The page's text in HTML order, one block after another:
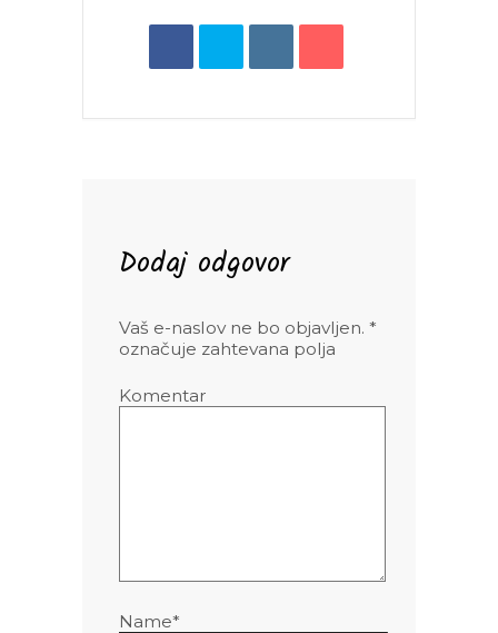
Dodaj odgovor
Vaš e-naslov ne bo objavljen. *
označuje zahtevana polja
Komentar
Name*